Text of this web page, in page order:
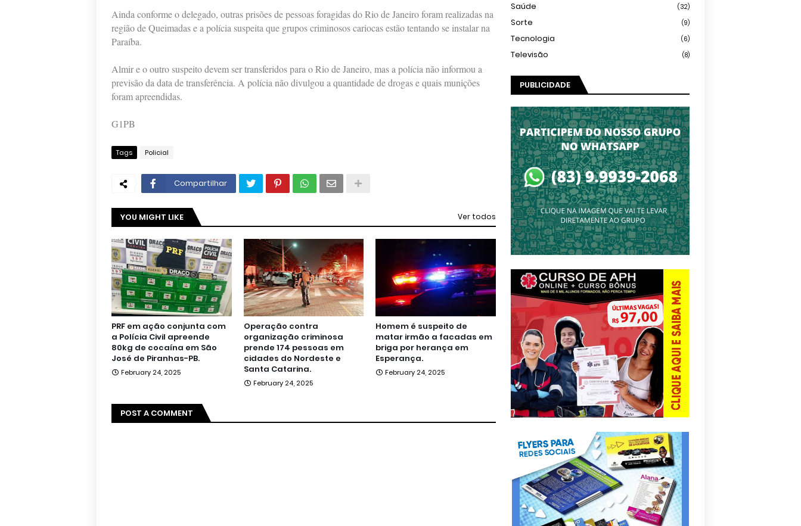
Ainda conforme o delegado, outras prisões de pessoas foragidas do Rio de Janeiro foram realizadas na
região de Queimadas e a polícia suspeita que grupos criminosos cariocas estão tentando se instalar na
Paraíba.
Almir e o outro suspeito devem ser transferidos para o Rio de Janeiro, mas a polícia não informou a
previsão da data de transferência. A polícia não divulgou a quantidade de drogas e quais munições
foram apreendidas.
G1PB
Tags Policial
Compartilhar
YOU MIGHT LIKE Ver todos
PRF em ação conjunta com
a Polícia Civil apreende
80kg de cocaína em São
José de Piranhas-PB.
February 24, 2025
Operação contra
organização criminosa
prende 174 pessoas em
cidades do Nordeste e
Santa Catarina.
February 24, 2025
Homem é suspeito de
matar irmão a facadas em
briga por herança em
Esperança.
February 24, 2025
POST A COMMENT
Saúde (32)
Sorte (9)
Tecnologia (6)
Televisão (8)
PUBLICIDADE